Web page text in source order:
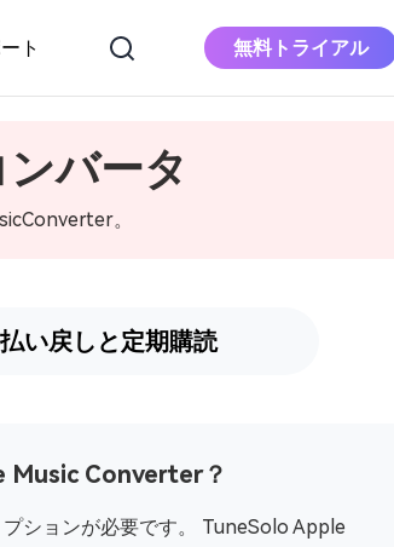
Appleの音楽コンバ
Apple MusicをMP3にダウンロードす
Deezer 音楽変換
ト 無料トライアル
バータ
。
払い戻しと定期購読
Music Converter？
ションが必要です。 TuneSolo Apple